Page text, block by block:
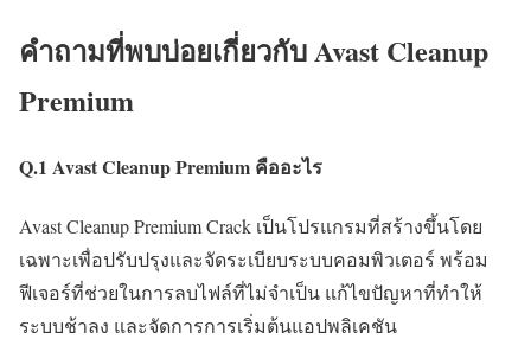
คำถามที่พบบ่อยเกี่ยวกับ Avast Cleanup
Premium
Q.1 Avast Cleanup Premium คืออะไร
Avast Cleanup Premium Crack เป็นโปรแกรมที่สร้างขึ้นโดย
เฉพาะเพื่อปรับปรุงและจัดระเบียบระบบคอมพิวเตอร์ พร้อม
ฟีเจอร์ที่ช่วยในการลบไฟล์ที่ไม่จำเป็น แก้ไขปัญหาที่ทำให้
ระบบช้าลง และจัดการการเริ่มต้นแอปพลิเคชัน